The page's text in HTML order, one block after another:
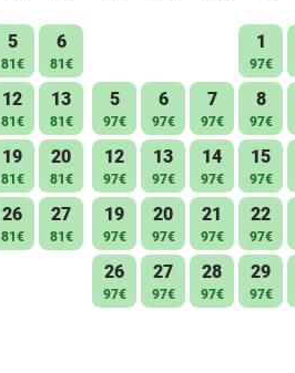
5
81€
6
81€
12
81€
13
81€
19
81€
20
81€
26
81€
27
81€
1
97€
5
97€
6
97€
7
97€
8
97€
12
97€
13
97€
14
97€
15
97€
19
97€
20
97€
21
97€
22
97€
26
97€
27
97€
28
97€
29
97€